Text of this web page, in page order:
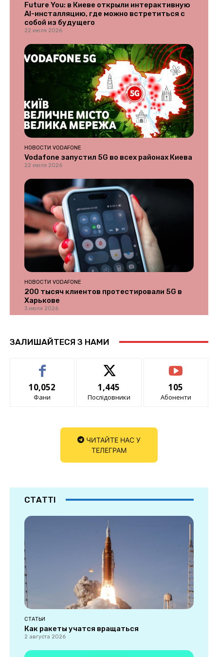
Future You: в Киеве открыли интерактивную
AI-инсталляцию, где можно встретиться с
собой из будущего
22 июля 2026
НОВОСТИ VODAFONE
Vodafone запустил 5G во всех районах Киева
22 июля 2026
НОВОСТИ VODAFONE
200 тысяч клиентов протестировали 5G в
Харькове
3 июля 2026
ЗАЛИШАЙТЕСЯ З НАМИ
10,052
Фани
1,445
Послідовники
105
Абоненти
ЧИТАЙТЕ НАС У
ТЕЛЕГРАМ
СТАТТІ
СТАТЬИ
Как ракеты учатся вращаться
2 августа 2026